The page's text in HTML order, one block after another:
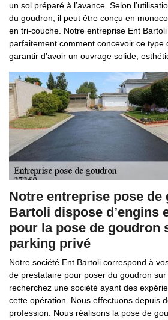
un sol préparé à l’avance. Selon
du goudron, il peut être conçu en
en tri-couche. Notre entreprise Ent
parfaitement comment concevoir ce type
garantir d’avoir un ouvrage solide,
Notre entreprise pose de
Bartoli dispose d’engins
pour la pose de goudron
parking privé
Notre société Ent Bartoli correspond à
de prestataire pour poser du goudron
recherchez une société ayant des
cette opération. Nous effectuons depuis
profession. Nous réalisons la pose de